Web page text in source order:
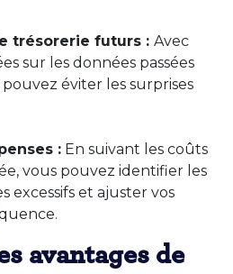
trésorerie futurs : Avec
sur les données passées
éviter les surprises
: En suivant les coûts
vous pouvez identifier les
excessifs et ajuster vos
avantages de